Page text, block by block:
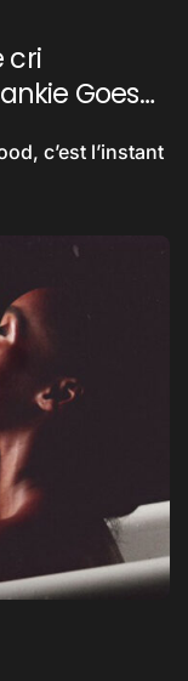
cri
Goes
c’est l’instant